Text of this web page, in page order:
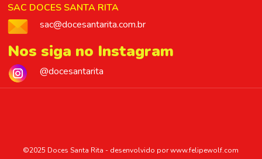
SAC DOCES SANTA RITA
sac@docesantarita.com.br
Nos siga no Instagram
@docesantarita
©2025 Doces Santa Rita - desenvolvido porwww.felipewolf.com